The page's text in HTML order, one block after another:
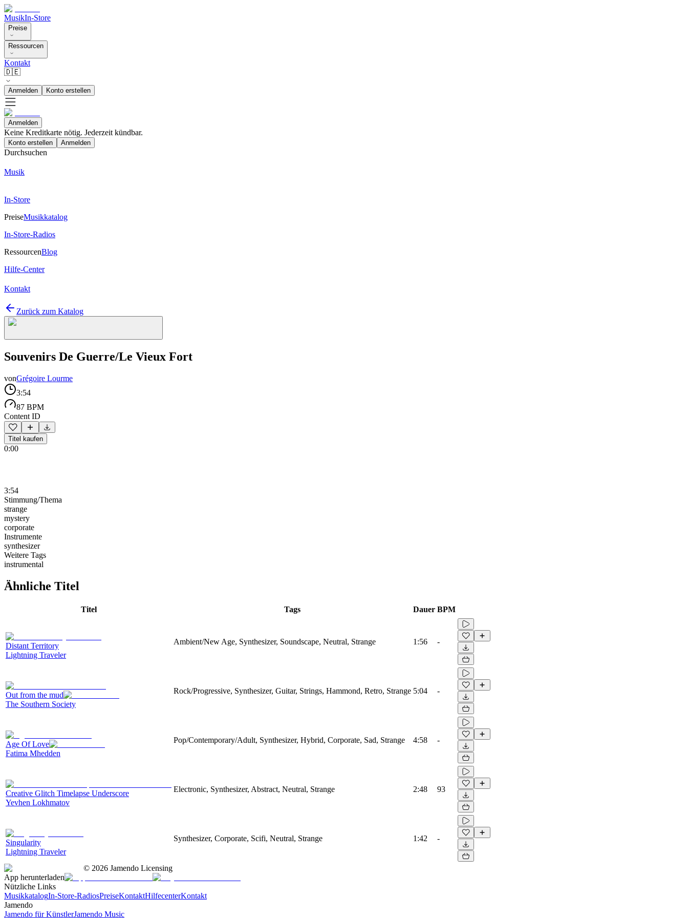
MusikIn-Store
Preise
Ressourcen
Kontakt
🇩🇪
Anmelden Konto erstellen
Anmelden
Keine Kreditkarte nötig. Jederzeit kündbar.
Konto erstellen Anmelden
Durchsuchen
Musik
In-Store
PreiseMusikkatalog
In-Store-Radios
RessourcenBlog
Hilfe-Center
Kontakt
Zurück zum Katalog
Souvenirs De Guerre/Le Vieux Fort
vonGrégoire Lourme
3:54
87 BPM
Content ID
Titel kaufen
0:00
3:54
Stimmung/Thema
strange
mystery
corporate
Instrumente
synthesizer
Weitere Tags
instrumental
Ähnliche Titel
Titel Tags Dauer BPM
Distant Territory
Lightning Traveler
Ambient/New Age, Synthesizer, Soundscape, Neutral, Strange 1:56 -
Out from the mud
The Southern Society
Rock/Progressive, Synthesizer, Guitar, Strings, Hammond, Retro, Strange 5:04 -
Age Of Love
Fatima Mhedden
Pop/Contemporary/Adult, Synthesizer, Hybrid, Corporate, Sad, Strange 4:58 -
Creative Glitch Timelapse Underscore
Yevhen Lokhmatov
Electronic, Synthesizer, Abstract, Neutral, Strange 2:48 93
Singularity
Lightning Traveler
Synthesizer, Corporate, Scifi, Neutral, Strange 1:42 -
© 2026 Jamendo Licensing
App herunterladen
Nützliche Links
MusikkatalogIn-Store-RadiosPreiseKontaktHilfecenterKontakt
Jamendo
Jamendo für KünstlerJamendo Music